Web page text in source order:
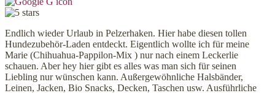
Endlich wieder Urlaub in Pelzerhaken. Hier habe diesen tollen
Hundezubehör-Laden entdeckt. Eigentlich wollte ich für meine
Marie (Chihuahua-Pappilon-Mix ) nur nach einem Leckerlie
schauen. Aber hey hier gibt es alles was man sich für seinen
Liebling nur wünschen kann. Außergewöhnliche Halsbänder,
Leinen, Jacken, Bio Snacks, Decken, Taschen usw. Ausführliche